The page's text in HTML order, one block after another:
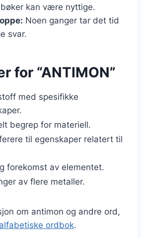
kan være nyttige.
Noen ganger tar det tid
svar.
for “ANTIMON”
med spesifikke
begrep for materiell.
til egenskaper relatert til
forekomst av elementet.
av flere metaller.
om antimon og andre ord,
ordbok.